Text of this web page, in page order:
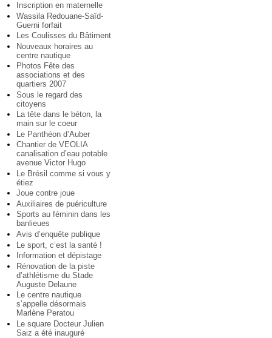
Inscription en maternelle
Wassila Redouane-Saïd-
Guerni forfait
Les Coulisses du Bâtiment
Nouveaux horaires au
centre nautique
Photos Fête des
associations et des
quartiers 2007
Sous le regard des
citoyens
La tête dans le béton, la
main sur le coeur
Le Panthéon d’Auber
Chantier de VEOLIA
canalisation d’eau potable
avenue Victor Hugo
Le Brésil comme si vous y
étiez
Joue contre joue
Auxiliaires de puériculture
Sports au féminin dans les
banlieues
Avis d’enquête publique
Le sport, c’est la santé !
Information et dépistage
Rénovation de la piste
d’athlétisme du Stade
Auguste Delaune
Le centre nautique
s’appelle désormais
Marlène Peratou
Le square Docteur Julien
Saiz a été inauguré